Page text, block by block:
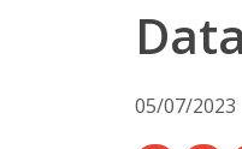
05/07/2023